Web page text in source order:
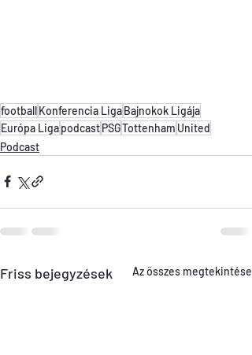
footballKonferencia LigaBajnokok Ligája
Európa LigapodcastPSGTottenham United
Podcast
Friss bejegyzések Az összes megtekintése